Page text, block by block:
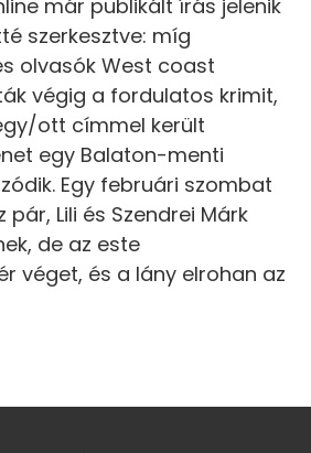
már publikált írás jelenik
szerkesztve: míg
olvasók West coast
végig a fordulatos krimit,
ott címmel került
egy Balaton-menti
Egy februári szombat
Lili és Szendrei Márk
de az este
véget, és a lány elrohan az